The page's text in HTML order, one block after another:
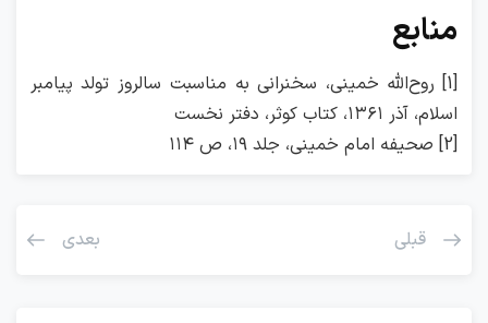
منابع
[1] روح‌الله خمینی، سخنرانی به مناسبت سالروز تولد پیامبر
اسلام، آذر ۱۳۶۱، کتاب
کوثر، دفتر نخست
[2]
صحیفه امام خمینی، جلد ۱۹، ص ۱۱۴
قبلی بعدی